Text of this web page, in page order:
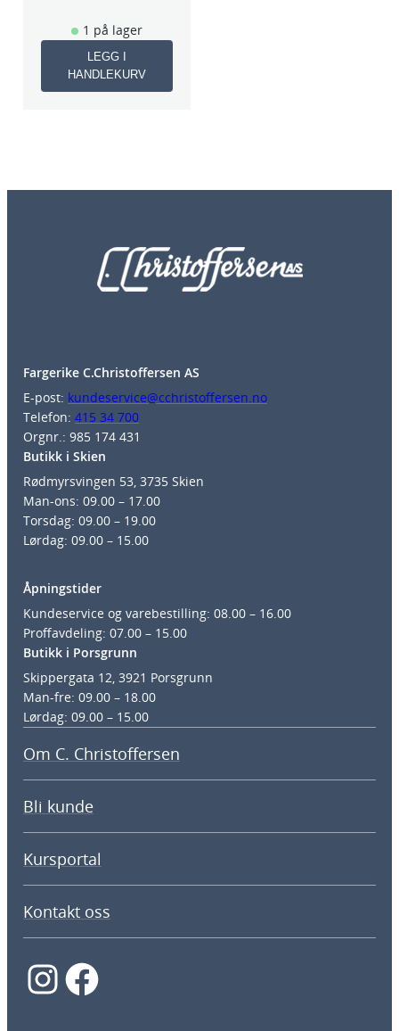
1 på lager
LEGG I
HANDLEKURV
Fargerike C.Christoffersen AS
E-post: kundeservice@cchristoffersen.no
Telefon: 415 34 700
Orgnr.: 985 174 431
Butikk i Skien
Rødmyrsvingen 53, 3735 Skien
Man-ons: 09.00 – 17.00
Torsdag: 09.00 – 19.00
Lørdag: 09.00 – 15.00
Åpningstider
Kundeservice og varebestilling: 08.00 – 16.00
Proffavdeling: 07.00 – 15.00
Butikk i Porsgrunn
Skippergata 12, 3921 Porsgrunn
Man-fre: 09.00 – 18.00
Lørdag: 09.00 – 15.00
Om C. Christoffersen
Bli kunde
Kursportal
Kontakt oss
InstagramFacebook